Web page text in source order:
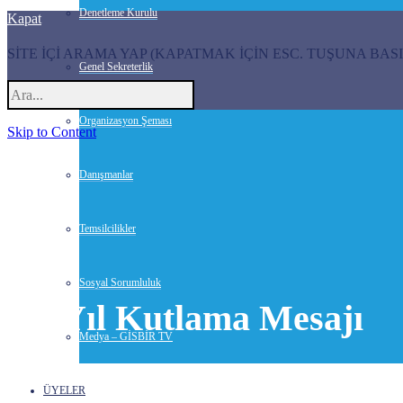
Denetleme Kurulu
Genel Sekreterlik
Organizasyon Şeması
Danışmanlar
Temsilcilikler
Sosyal Sorumluluk
Medya – GİSBİR TV
ÜYELER
Kapat
SİTE İÇİ ARAMA YAP (KAPATMAK İÇİN ESC. TUŞUNA
Skip to Content
50. Yıl Kutlama Mesajı